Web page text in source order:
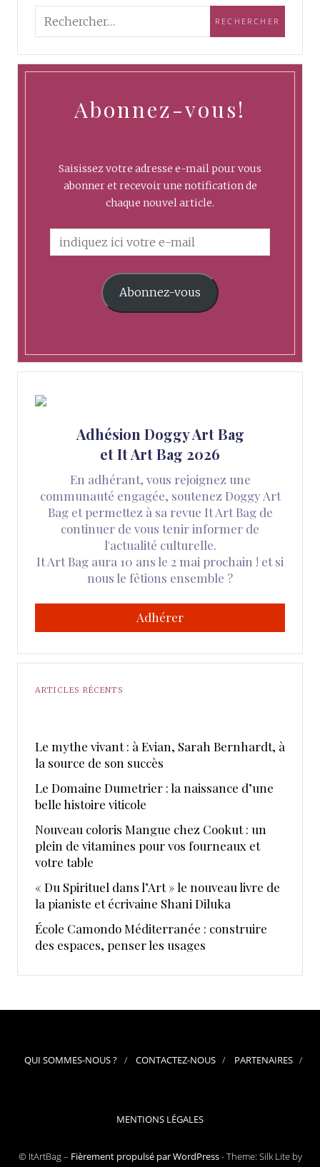
Abonnez-vous!
Saisissez votre adresse e-mail pour vous
abonner et recevoir une notification de
chaque nouvel article.
Abonnez-vous
Adhésion Doggy Art Bag
et It Art Bag 2026
En adhérant, vous rejoignez une
communauté engagée, soutenez Doggy Art
Bag et permettez à sa revue It Art Bag de
continuer de vous tenir informer de
l'actualité culturelle.
It Art Bag aura 10 ans le 2 mai prochain ! et si
nous le fêtions ensemble ?
Adhérer
ARTICLES RÉCENTS
Le mythe vivant : à Evian, Sarah Bernhardt, à
la source de son succès
Le Domaine Dumetrier : la naissance d’une
belle histoire viticole
Nouveau coloris Mangue chez Cookut : un
plein de vitamines pour vos fourneaux et
votre table
« Du Spirituel dans l’Art » le nouveau livre de
la pianiste et écrivaine Shani Diluka
École Camondo Méditerranée : construire
des espaces, penser les usages
QUI SOMMES-NOUS ? CONTACTEZ-NOUS PARTENAIRES
MENTIONS LÉGALES
© ItArtBag – Fièrement propulsé par WordPress-Theme: Silk Lite by